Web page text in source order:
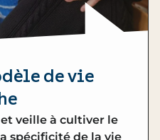
de vie
et veille à cultiver le
spécificité de la vie